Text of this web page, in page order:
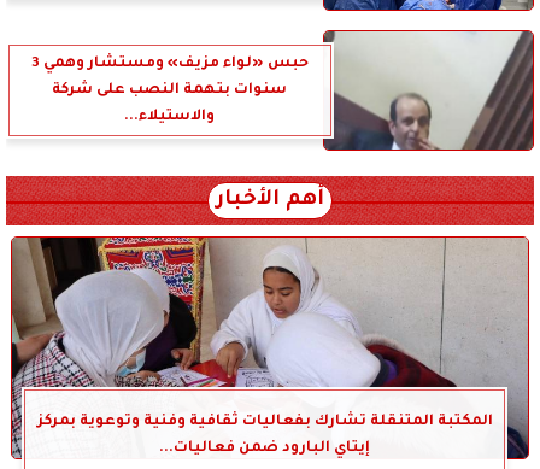
حبس «لواء مزيف» ومستشار وهمي 3
سنوات بتهمة النصب على شركة
والاستيلاء...
أهم الأخبار
المكتبة المتنقلة تشارك بفعاليات ثقافية وفنية وتوعوية بمركز
إيتاي البارود ضمن فعاليات...